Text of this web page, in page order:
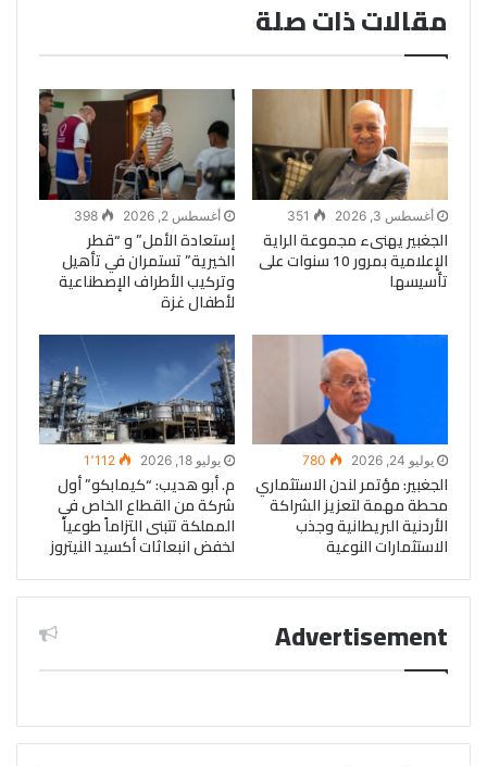
مقالات ذات صلة
أغسطس 3, 2026 351
الجغبير يهنىء مجموعة الراية
الإعلامية بمرور 10 سنوات على
تأسيسها
أغسطس 2, 2026 398
إستعادة الأمل” و “قطر
الخيرية” تستمران في تأهيل
وتركيب الأطراف الإصطناعية
لأطفال غزة
يوليو 24, 2026 780
الجغبير: مؤتمر لندن الاستثماري
محطة مهمة لتعزيز الشراكة
الأردنية البريطانية وجذب
الاستثمارات النوعية
يوليو 18, 2026 1٬112
م. أبو هديب: “كيمابكو” أول
شركة من القطاع الخاص في
المملكة تتبنى التزاماً طوعياً
لخفض انبعاثات أكسيد النيتروز
Advertisement